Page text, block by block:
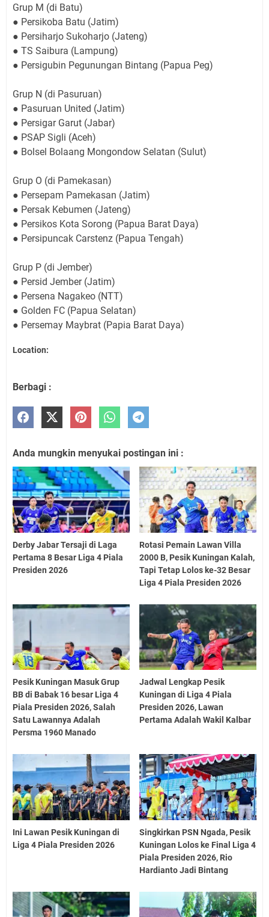
Grup M (di Batu)
● Persikoba Batu (Jatim)
● Persiharjo Sukoharjo (Jateng)
● TS Saibura (Lampung)
● Persigubin Pegunungan Bintang (Papua Peg)
Grup N (di Pasuruan)
● Pasuruan United (Jatim)
● Persigar Garut (Jabar)
● PSAP Sigli (Aceh)
● Bolsel Bolaang Mongondow Selatan (Sulut)
Grup O (di Pamekasan)
● Persepam Pamekasan (Jatim)
● Persak Kebumen (Jateng)
● Persikos Kota Sorong (Papua Barat Daya)
● Persipuncak Carstenz (Papua Tengah)
Grup P (di Jember)
● Persid Jember (Jatim)
● Persena Nagakeo (NTT)
● Golden FC (Papua Selatan)
● Persemay Maybrat (Papia Barat Daya)
Location:
Berbagi :
Anda mungkin menyukai postingan ini :
Derby Jabar Tersaji di Laga
Pertama 8 Besar Liga 4 Piala
Presiden 2026
Rotasi Pemain Lawan Villa
2000 B, Pesik Kuningan Kalah,
Tapi Tetap Lolos ke-32 Besar
Liga 4 Piala Presiden 2026
Pesik Kuningan Masuk Grup
BB di Babak 16 besar Liga 4
Piala Presiden 2026, Salah
Satu Lawannya Adalah
Persma 1960 Manado
Jadwal Lengkap Pesik
Kuningan di Liga 4 Piala
Presiden 2026, Lawan
Pertama Adalah Wakil Kalbar
Ini Lawan Pesik Kuningan di
Liga 4 Piala Presiden 2026
Singkirkan PSN Ngada, Pesik
Kuningan Lolos ke Final Liga 4
Piala Presiden 2026, Rio
Hardianto Jadi Bintang